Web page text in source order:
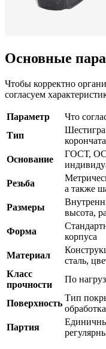
Основные
Чтобы корректно
согласуем
Параметр
Что
Тип
Основание
ГОСТ,
Резьба
а также
Размеры
высота,
Форма
корпуса
Материал
сталь,
Класс
прочности
По
Поверхность
Тип
Партия